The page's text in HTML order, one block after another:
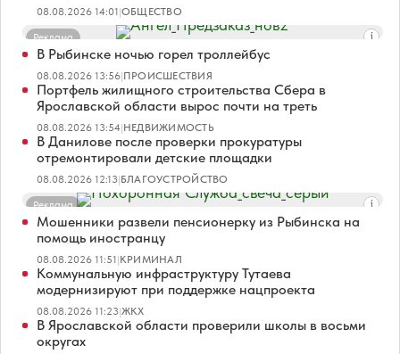
08.08.2026 14:01|ОБЩЕСТВО
Реклама
В Рыбинске ночью горел троллейбус
08.08.2026 13:56|ПРОИСШЕСТВИЯ
Портфель жилищного строительства Сбера в
Ярославской области вырос почти на треть
08.08.2026 13:54|НЕДВИЖИМОСТЬ
В Данилове после проверки прокуратуры
отремонтировали детские площадки
08.08.2026 12:13|БЛАГОУСТРОЙСТВО
Реклама
Мошенники развели пенсионерку из Рыбинска на
помощь иностранцу
08.08.2026 11:51|КРИМИНАЛ
Коммунальную инфраструктуру Тутаева
модернизируют при поддержке нацпроекта
08.08.2026 11:23|ЖКХ
В Ярославской области проверили школы в восьми
округах